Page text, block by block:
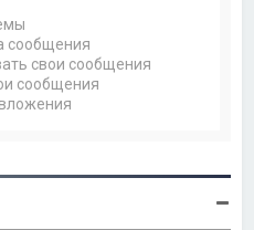
сообщения
свои сообщения
сообщения